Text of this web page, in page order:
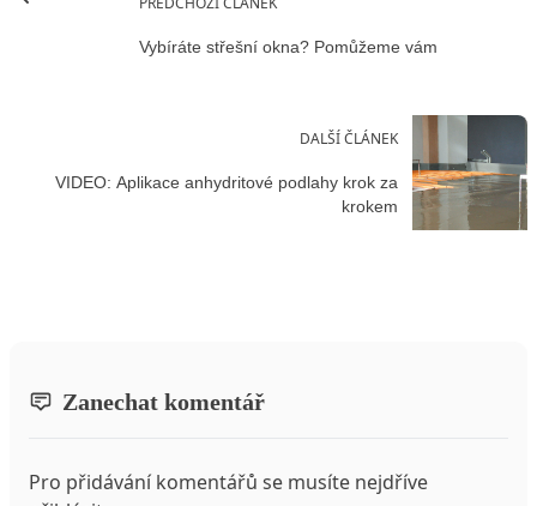
Vybíráte střešní okna? Pomůžeme vám
DALŠÍ ČLÁNEK
VIDEO: Aplikace anhydritové podlahy krok za
krokem
Zanechat komentář
Pro přidávání komentářů se musíte nejdříve